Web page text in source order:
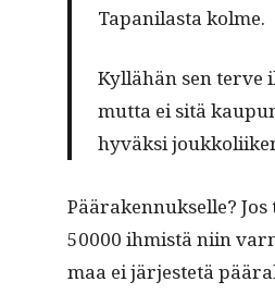
Tapani­las­ta kolme.
Kyl­lähän sen ter­ve
mut­ta ei sitä
hyväk­si
Pääraken­nuk­selle?
50000 ihmistä niin
maa ei jär­jestetä